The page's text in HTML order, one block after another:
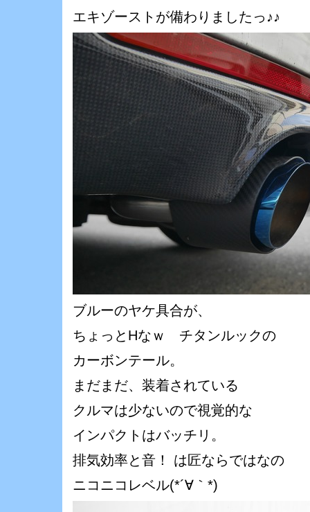
エキゾーストが備わりましたっ♪♪
ブルーのヤケ具合が、
ちょっとHなｗ チタンルックの
カーボンテール。
まだまだ、装着されている
クルマは少ないので視覚的な
インパクトはバッチリ。
排気効率と音！ は匠ならではなの
ニコニコレベル(*´∀｀*)